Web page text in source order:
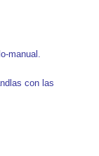
manual.
con las